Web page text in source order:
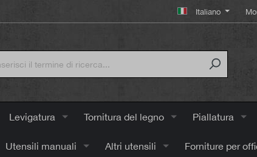
Italiano
Levigatura Tornitura del legno Piallatura
Utensili manuali Altri utensili Forniture per